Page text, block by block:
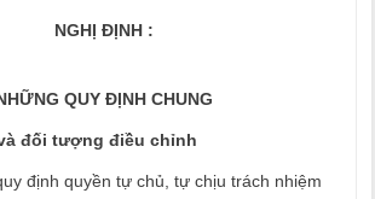
NGHỊ ĐỊNH :
QUY ĐỊNH CHUNG
đối tượng điều chỉnh
định quyền tự chủ, tự chịu trách nhiệm